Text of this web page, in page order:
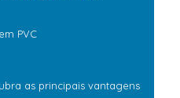
PVC
as principais vantagens